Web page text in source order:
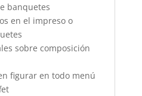
banquetes
en el impreso o
sobre composición
figurar en todo menú